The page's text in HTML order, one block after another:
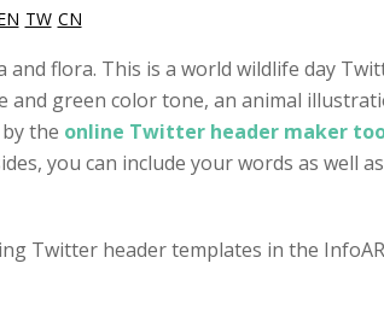
TW CN
flora. This is a world wildlife day
green color tone, an animal
the online Twitter header maker
you can include your words as well
Twitter header templates in the